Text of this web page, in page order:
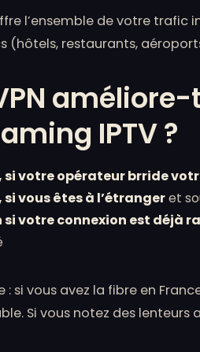
l’ensemble de votre
(hôtels, restaurants,
IPTV ?
si votre opérateur brride
si vous êtes à l’étrangeret
si votre connexion est déjà
: si vous avez la fibre en
Si vous notez des lenteurs